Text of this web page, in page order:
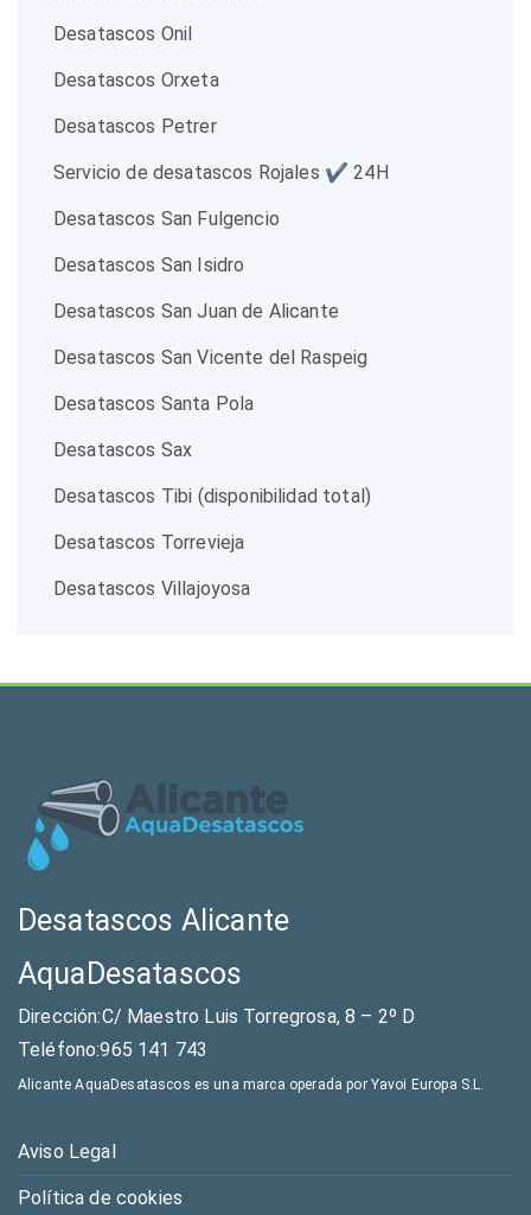
Desatascos Onil
Desatascos Orxeta
Desatascos Petrer
Servicio de desatascos Rojales ✔️ 24H
Desatascos San Fulgencio
Desatascos San Isidro
Desatascos San Juan de Alicante
Desatascos San Vicente del Raspeig
Desatascos Santa Pola
Desatascos Sax
Desatascos Tibi (disponibilidad total)
Desatascos Torrevieja
Desatascos Villajoyosa
Desatascos Alicante
AquaDesatascos
Dirección:C/ Maestro Luis Torregrosa, 8 – 2º D
Teléfono:965 141 743
Alicante AquaDesatascos es una marca operada por Yavoi Europa S.L.
Aviso Legal
Política de cookies